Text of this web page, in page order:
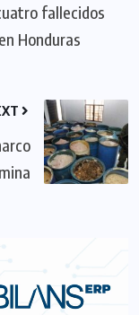
fallecidos
Honduras